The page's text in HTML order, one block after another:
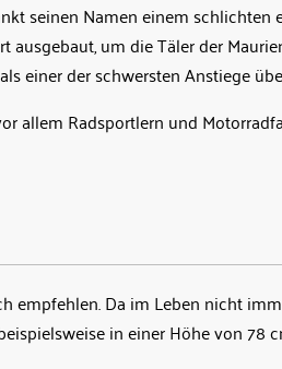
seinen Namen einem
ausgebaut, um die Täler der
einer der schwersten Anstiege
allem Radsportlern und
empfehlen. Da im Leben nicht
in einer Höhe von 78